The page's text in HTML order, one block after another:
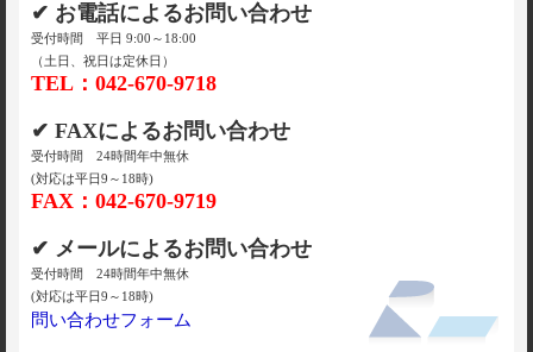
✔ お電話によるお問い合わせ
受付時間 平日 9:00～18:00
（土日、祝日は定休日）
TEL：042-670-9718
✔ FAXによるお問い合わせ
受付時間 24時間年中無休
(対応は平日9～18時)
FAX：042-670-9719
✔ メールによるお問い合わせ
受付時間 24時間年中無休
(対応は平日9～18時)
問い合わせフォーム